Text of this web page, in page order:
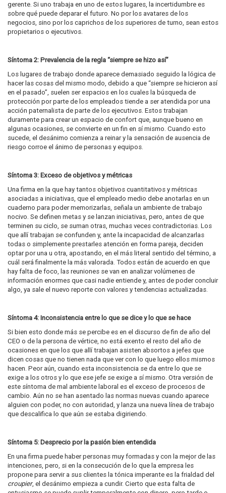
gerente. Si uno trabaja en uno de estos lugares, la incertidumbre es
sobre qué puede deparar el futuro. No por los avatares de los
negocios, sino por los caprichos de los superiores de turno, sean estos
propietarios o ejecutivos.
Síntoma 2: Prevalencia de la regla “siempre se hizo así”
Los lugares de trabajo donde aparece demasiado seguido la lógica de
hacer las cosas del mismo modo, debido a que “siempre se hicieron así
en el pasado”, suelen ser espacios en los cuales la búsqueda de
protección por parte de los empleados tiende a ser atendida por una
acción paternalista de parte de los ejecutivos. Estos trabajan
duramente para crear un espacio de confort que, aunque bueno en
algunas ocasiones, se convierte en un fin en sí mismo. Cuando esto
sucede, el desánimo comienza a reinar y la sensación de ausencia de
riesgo corroe el ánimo de personas y equipos.
Síntoma 3: Exceso de objetivos y métricas
Una firma en la que hay tantos objetivos cuantitativos y métricas
asociadas a iniciativas, que el empleado medio debe anotarlas en un
cuaderno para poder memorizarlas, señala un ambiente de trabajo
nocivo. Se definen metas y se lanzan iniciativas, pero, antes de que
terminen su ciclo, se suman otras, muchas veces contradictorias. Los
que allí trabajan se confunden y, ante la incapacidad de alcanzarlas
todas o simplemente prestarles atención en forma pareja, deciden
optar por una u otra, apostando, en el más literal sentido del término, a
cuál será finalmente la más valorada. Todos están de acuerdo en que
hay falta de foco, las reuniones se van en analizar volúmenes de
información enormes que casi nadie entiende y, antes de poder concluir
algo, ya sale el nuevo reporte con valores y tendencias actualizadas.
Síntoma 4: Inconsistencia entre lo que se dice y lo que se hace
Si bien esto donde más se percibe es en el discurso de fin de año del
CEO o de la persona de vértice, no está exento el resto del año de
ocasiones en que los que allí trabajan asisten absortos a jefes que
dicen cosas que no tienen nada que ver con lo que luego ellos mismos
hacen. Peor aún, cuando esta inconsistencia se da entre lo que se
exige a los otros y lo que ese jefe se exige a sí mismo. Otra versión de
este síntoma de mal ambiente laboral es el exceso de procesos de
cambio. Aún no se han asentado las normas nuevas cuando aparece
alguien con poder, no con autoridad, y lanza una nueva línea de trabajo
que descalifica lo que aún se estaba digiriendo.
Síntoma 5: Desprecio por la pasión bien entendida
En una firma puede haber personas muy formadas y con la mejor de las
intenciones, pero, si en la consecución de lo que la empresa les
propone para servir a sus clientes la tónica imperante es la frialdad del
croupier, el desánimo empieza a cundir. Cierto que esta falta de